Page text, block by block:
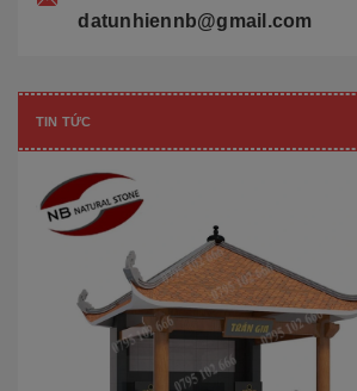
datunhiennb@gmail.com
TIN TỨC